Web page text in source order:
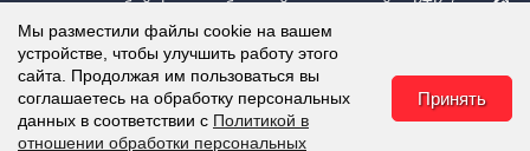
Мы разместили файлы cookie на вашем
устройстве, чтобы улучшить работу этого
сайта. Продолжая им пользоваться вы
соглашаетесь на обработку персональных
данных в соответствии с Политикой в
отношении обработки персональных
Принять
данные в любой форме обратной связи на сайте КТК - Все
для сварки